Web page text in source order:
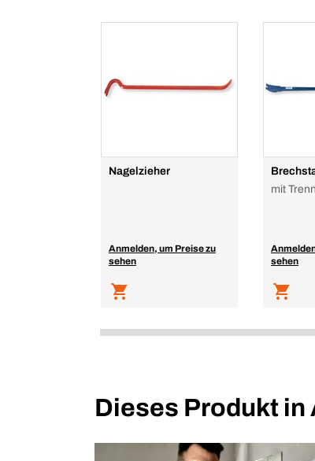
Nagelzieher
Anmelden, um Preise zu
sehen
mit
sehen
Dieses Produkt in